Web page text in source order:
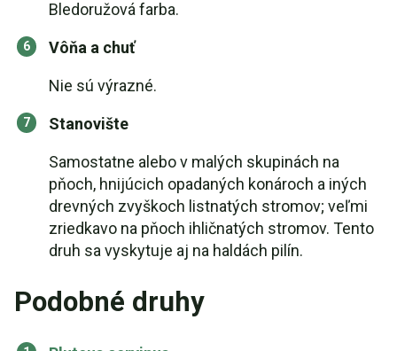
Bledoružová farba.
Vôňa a chuť
Nie sú výrazné.
Stanovište
Samostatne alebo v malých skupinách na
pňoch, hnijúcich opadaných konároch a iných
drevných zvyškoch listnatých stromov; veľmi
zriedkavo na pňoch ihličnatých stromov. Tento
druh sa vyskytuje aj na haldách pilín.
Podobné druhy